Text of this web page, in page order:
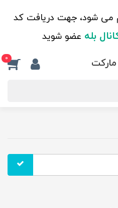
می شود، جهت دریافت کد
بله عضو شوید
مارکت 0